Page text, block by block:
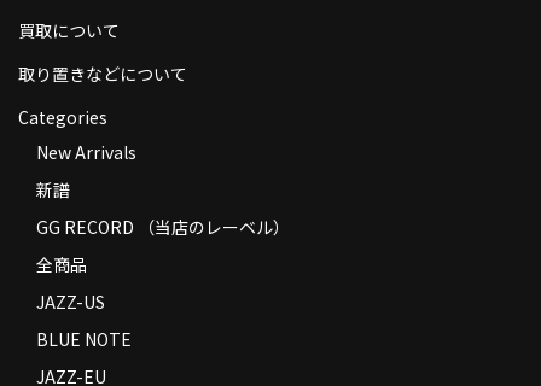
コンディション
Privacy Policy
Contact
買取について
取り置きなどについて
Categories
New Arrivals
新譜
GG RECORD （当店のレーベル）
全商品
JAZZ-US
BLUE NOTE
JAZZ-EU